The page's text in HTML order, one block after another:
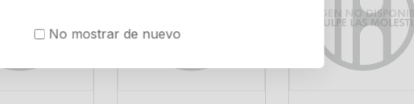
No mostrar de nuevo